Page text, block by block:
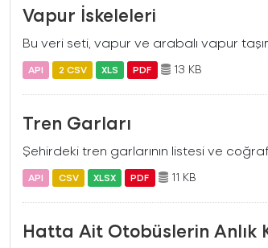
Vapur İskeleleri
Bu veri seti, vapur ve arabalı vapur
API 2 CSV XLS PDF 13 KB
Tren Garları
Şehirdeki tren garlarının listesi ve
API CSV XLSX PDF 11 KB
Hatta Ait Otobüslerin Anlık